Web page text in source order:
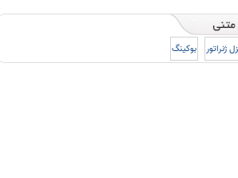
ژنراتور بوکینگ